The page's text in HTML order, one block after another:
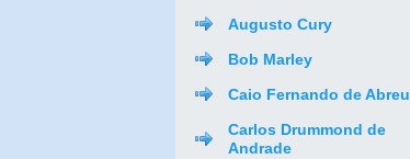
Augusto Cury
Bob Marley
Caio Fernando de Abreu
Carlos Drummond de
Andrade